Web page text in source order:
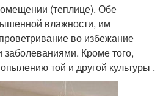
(теплице). Обе
влажности, им
во избежание
Кроме того,
той и другой культуры .